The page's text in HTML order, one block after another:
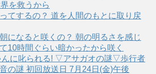
を救うから
てするの？ 道を人間のもとに取り戻
になると咲くの？ 朝の明るさを感じ
10時間ぐらい暗かったから咲く
んに叱られる! ▽アサガオの謎▽歩行者
の謎 初回放送日 7月24日(金)午後